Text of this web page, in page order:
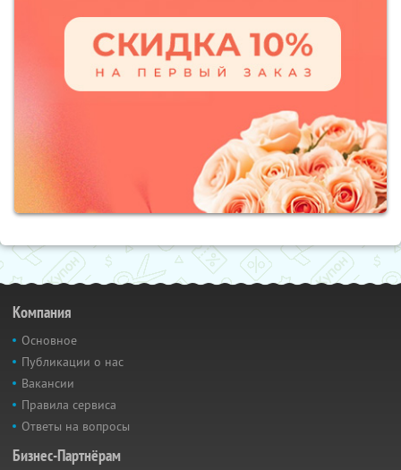
Компания
Основное
Публикации о нас
Вакансии
Правила сервиса
Ответы на вопросы
Бизнес-Партнёрам